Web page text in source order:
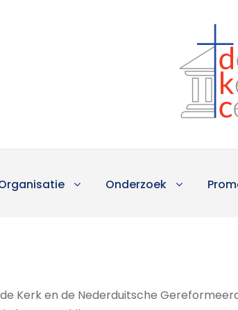
Onderzoek
Kerk en de Nederduitsche